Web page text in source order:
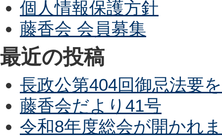
個人情報保護方針
藤香会 会員募集
最近の投稿
長政公第404回御忌法要
藤香会だより41号
令和8年度総会が開かれ